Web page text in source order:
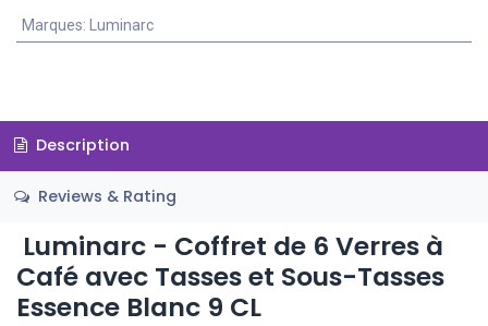
Marques: Luminarc
Description
Reviews & Rating
Luminarc - Coffret de 6 Verres à
Café avec Tasses et Sous-Tasses
Essence Blanc 9 CL